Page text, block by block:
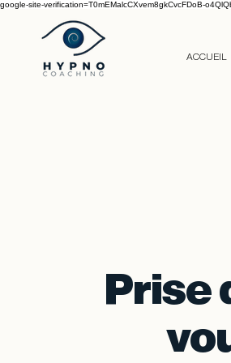
google-site-verification=T0mEMalcCXvem8gkCvcFDoB-
ACCUEIL
Prise